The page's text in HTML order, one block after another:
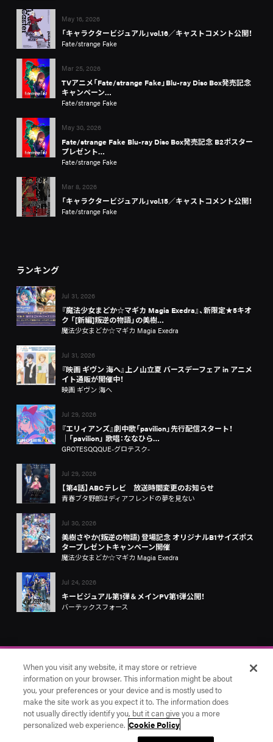
May 16, 2026
「キャラクタービジュアル」vol.16／キャストコメント公開！
Fate/strange Fake
Mar 25, 2026
TVアニメ「Fate/strange Fake」Blu-ray Disc Box発売記念
キャンペーン…
Fate/strange Fake
May 30, 2026
Fate/strange Fake Blu-ray Disc Box発売記念 B2ポスター
プレゼント…
Fate/strange Fake
Mar 8, 2026
「キャラクタービジュアル」vol.15／キャストコメント公開！
Fate/strange Fake
ランキング
Jul 31, 2026
『魔法少女まどか☆マギカ Magia Exedra』、新限定★5キオ
ク 「[新編]叛逆の物語」の美樹…
魔法少女まどか☆マギカ Magia Exedra
Jul 31, 2026
『映画 ギヴン 海へ』上ノ山立夏 バースデーフェア in アニメ
イト通販が開催中！
映画 ギヴン 海へ
Jul 29, 2026
『エリィアンズ』劇中歌「pavilion」先行配信スタート！
│「pavilion」 歌唱：ななひら…
GROTESQQQUE-グロテスク-
Jul 29, 2026
【第4話】ABCテレビ 放送時間変更のお知らせ
青春ブタ野郎はディアフレンドの夢を見ない
Jul 30, 2026
美樹さやか(叛逆の物語) 登場記念 オリジナルB1サイズポス
タープレゼントキャンペーン開催
魔法少女まどか☆マギカ Magia Exedra
Jul 24, 2026
キービジュアル第1弾＆メインPV第1弾公開！
バーテックスフォース
お問い合わせ アニプレックス
Cookie Settings
© Aniplex Inc. All rights reserved.
When you visit any website, it may store or retrieve
information on your browser. This information might be about
you, your preferences or your device and is mostly used to
make the site work as you expect it to. The information does
not usually directly identify you, but it can give you a more
personalized web experience. Cookie Policy